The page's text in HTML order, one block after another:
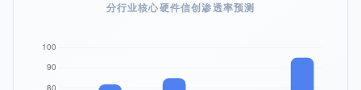
分行业核心硬件信创渗透率预测